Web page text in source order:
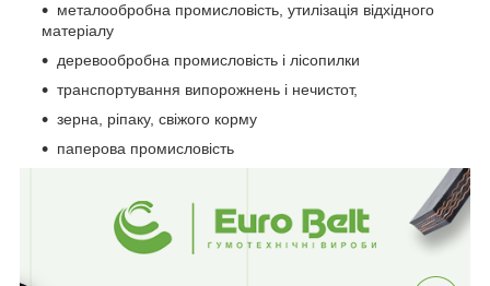
металообробна промисловість, утилізація відхідного
матеріалу
деревообробна промисловість і лісопилки
транспортування випорожнень і нечистот,
зерна, ріпаку, свіжого корму
паперова промисловість